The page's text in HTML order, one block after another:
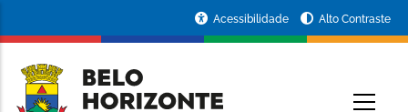
conteúdo
principal
da
Prefeitura
Acessibilidade Alto Contraste